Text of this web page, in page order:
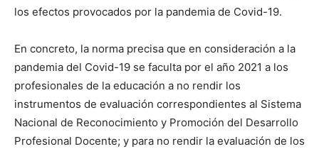
los efectos provocados por la pandemia de Covid-19.
En concreto, la norma precisa que en consideración a la
pandemia del Covid-19 se faculta por el año 2021 a los
profesionales de la educación a no rendir los
instrumentos de evaluación correspondientes al Sistema
Nacional de Reconocimiento y Promoción del Desarrollo
Profesional Docente; y para no rendir la evaluación de los